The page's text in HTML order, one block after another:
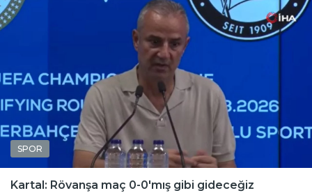
SPOR
Kartal: Rövanşa maç 0-0'mış gibi gideceğiz